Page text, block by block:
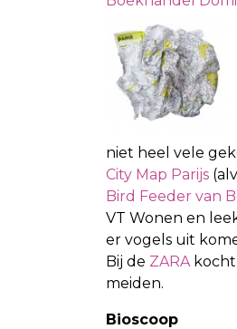
niet heel vele
City Map Parijs
Bird Feeder van
VT Wonen en
er vogels uit
Bij de ZARAkocht
meiden.
Bioscoop